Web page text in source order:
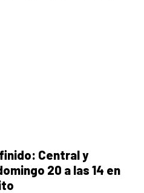
Central y
20 a las 14 en